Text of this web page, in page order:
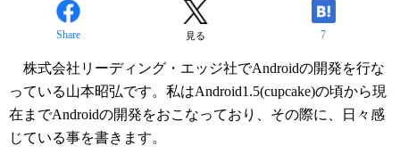
Share 見る 7
株式会社リーディング・エッジ社でAndroidの開発を行な
っている山本昭弘です。私はAndroid1.5(cupcake)の頃から現
在までAndroidの開発をおこなっており、その際に、日々感
じている事を書きます。